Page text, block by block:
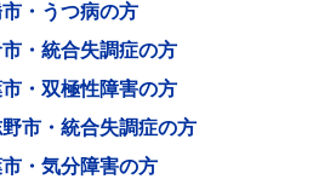
・うつ病の方
・統合失調症の方
・双極性障害の方
市・統合失調症の方
・気分障害の方